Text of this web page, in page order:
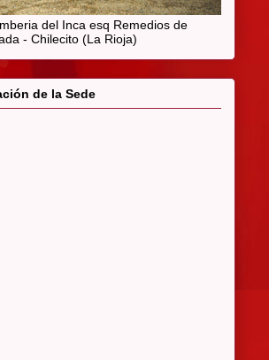
del Inca esq Remedios de
- Chilecito (La Rioja)
de la Sede